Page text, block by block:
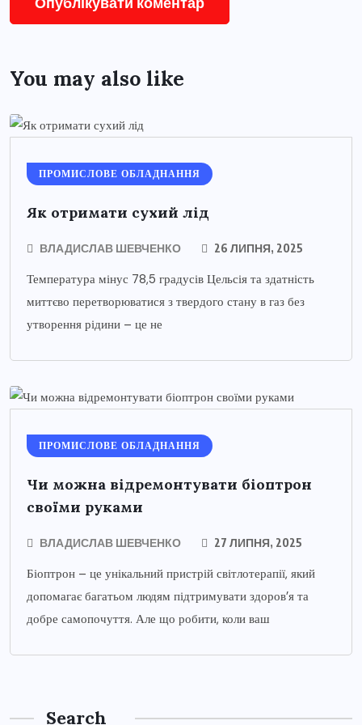
You may also like
ПРОМИСЛОВЕ ОБЛАДНАННЯ
Як отримати сухий лід
ВЛАДИСЛАВ ШЕВЧЕНКО 26 ЛИПНЯ, 2025
Температура мінус 78,5 градусів Цельсія та здатність
миттєво перетворюватися з твердого стану в газ без
утворення рідини – це не
ПРОМИСЛОВЕ ОБЛАДНАННЯ
Чи можна відремонтувати біоптрон
своїми руками
ВЛАДИСЛАВ ШЕВЧЕНКО 27 ЛИПНЯ, 2025
Біоптрон – це унікальний пристрій світлотерапії, який
допомагає багатьом людям підтримувати здоров’я та
добре самопочуття. Але що робити, коли ваш
Search